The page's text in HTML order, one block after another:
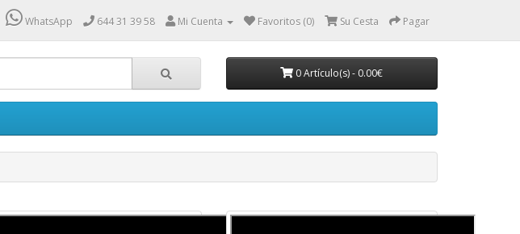
WhatsApp 644 31 39 58 Mi Cuenta Favoritos (0) Su Cesta Pagar
0 Artículo(s) - 0.00€